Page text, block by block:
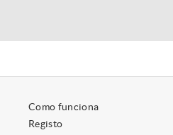
Como funciona
Registo